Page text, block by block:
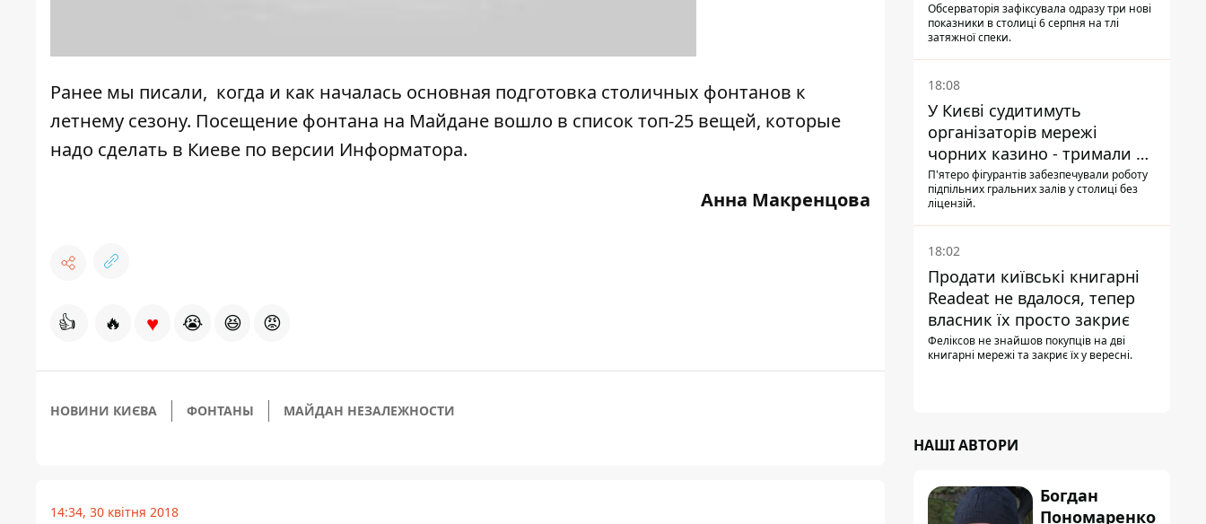
Ранее мы писали, когда и как началась основная подготовка столичных фонтанов к
летнему сезону. Посещение фонтана на Майдане вошло в список топ-25 вещей, которые
надо сделать в Киеве по версии Информатора.
Анна Макренцова
👍 🔥 ♥ 😭 😆 😡
НОВИНИ КИЄВА ФОНТАНЫ МАЙДАН НЕЗАЛЕЖНОСТИ
14:34, 30 квітня 2018
Обсерваторія зафіксувала одразу три нові
показники в столиці 6 серпня на тлі
затяжної спеки.
18:08
У Києві судитимуть
організаторів мережі
чорних казино - тримали 39
закладів
П'ятеро фігурантів забезпечували роботу
підпільних гральних залів у столиці без
ліцензій.
18:02
Продати київські книгарні
Readeat не вдалося, тепер
власник їх просто закриє
Феліксов не знайшов покупців на дві
книгарні мережі та закриє їх у вересні.
НАШІ АВТОРИ
Богдан
Пономаренко